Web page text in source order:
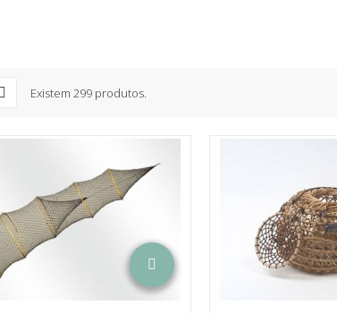
Existem 299 produtos.